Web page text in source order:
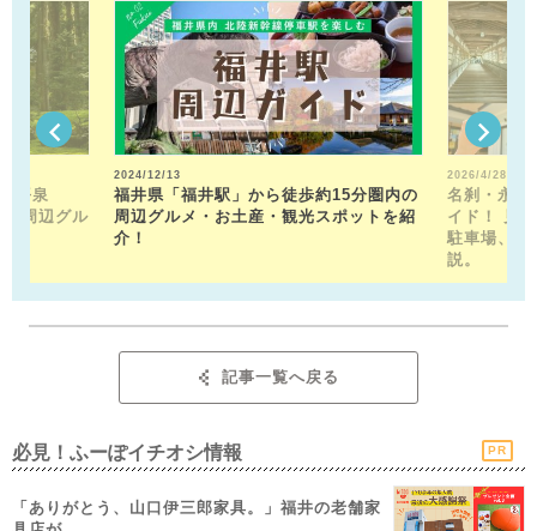
平泉
周辺グル
2024/12/13
福井県「福井駅」から徒歩約15分圏内の
周辺グルメ・お土産・観光スポットを紹
介！
2026/4/28
名刹・永平
イド！ 見
駐車場、お
説。
記事一覧へ戻る
必見！ふーぽイチオシ情報 PR
「ありがとう、山口伊三郎家具。」福井の老舗家